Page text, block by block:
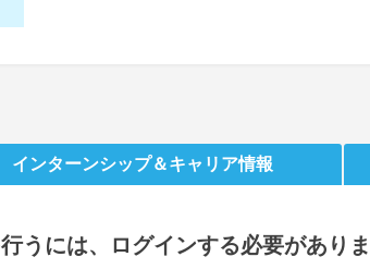
インターンシップ＆キャリア情報
うには、ログインする必要がありま